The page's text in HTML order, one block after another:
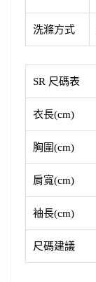
洗滌方式
SR 尺碼表
衣長(cm)
胸圍(cm)
肩寬(cm)
袖長(cm)
尺碼建議